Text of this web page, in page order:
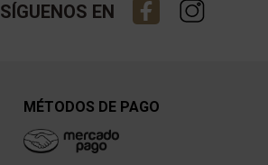
SÍGUENOS EN
MÉTODOS DE PAGO